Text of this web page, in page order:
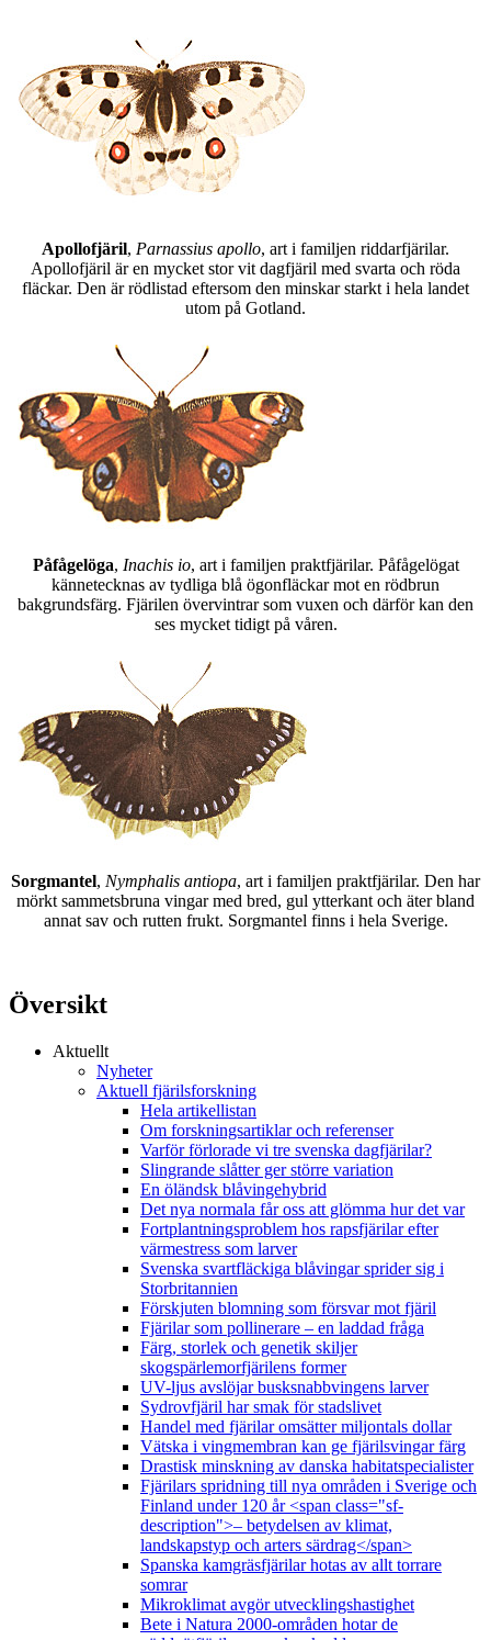
Apollofjäril, Parnassius apollo, art i familjen riddarfjärilar.
Apollofjäril är en mycket stor vit dagfjäril med svarta och röda
fläckar. Den är rödlistad eftersom den minskar starkt i hela landet
utom på Gotland.
Påfågelöga, Inachis io, art i familjen praktfjärilar. Påfågelögat
kännetecknas av tydliga blå ögonfläckar mot en rödbrun
bakgrundsfärg. Fjärilen övervintrar som vuxen och därför kan den
ses mycket tidigt på våren.
Sorgmantel, Nymphalis antiopa, art i familjen praktfjärilar. Den har
mörkt sammetsbruna vingar med bred, gul ytterkant och äter bland
annat sav och rutten frukt. Sorgmantel finns i hela Sverige.
Översikt
Aktuellt
Nyheter
Aktuell fjärilsforskning
Hela artikellistan
Om forskningsartiklar och referenser
Varför förlorade vi tre svenska dagfjärilar?
Slingrande slåtter ger större variation
En öländsk blåvingehybrid
Det nya normala får oss att glömma hur det var
Fortplantningsproblem hos rapsfjärilar efter
värmestress som larver
Svenska svartfläckiga blåvingar sprider sig i
Storbritannien
Förskjuten blomning som försvar mot fjäril
Fjärilar som pollinerare – en laddad fråga
Färg, storlek och genetik skiljer
skogspärlemorfjärilens former
UV-ljus avslöjar busksnabbvingens larver
Sydrovfjäril har smak för stadslivet
Handel med fjärilar omsätter miljontals dollar
Vätska i vingmembran kan ge fjärilsvingar färg
Drastisk minskning av danska habitatspecialister
Fjärilars spridning till nya områden i Sverige och
Finland under 120 år <span class="sf-
description">– betydelsen av klimat,
landskapstyp och arters särdrag</span>
Spanska kamgräsfjärilar hotas av allt torrare
somrar
Mikroklimat avgör utvecklingshastighet
Bete i Natura 2000-områden hotar de